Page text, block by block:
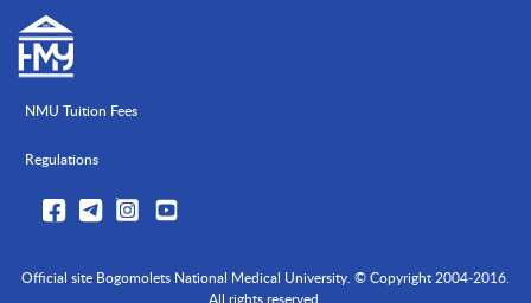
NMU Tuition Fees
Regulations
Official site Bogomolets National Medical University. © Copyright 2004-2016.
All rights reserved.